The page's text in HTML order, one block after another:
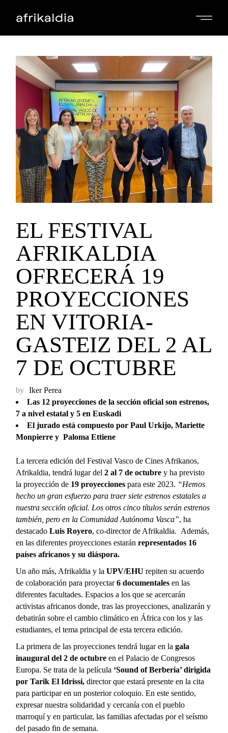
EL FESTIVAL
AFRIKALDIA
OFRECERÁ 19
PROYECCIONES
EN VITORIA-
GASTEIZ DEL 2 AL
7 DE OCTUBRE
by
Iker Perea
Las 12 proyecciones de la sección oficial son estrenos,
7 a nivel estatal y 5 en Euskadi
El jurado está compuesto por Paul Urkijo, Mariette
Monpierre y Paloma Ettiene
La tercera edición del Festival Vasco de Cines Afrikanos,
Afrikaldia, tendrá lugar del2 al 7 de octubre y ha previsto
la proyección de 19 proyeccionespara este 2023. “Hemos
hecho un gran esfuerzo para traer siete estrenos estatales a
nuestra sección oficial. Los otros cinco títulos serán estrenos
también, pero en la Comunidad Autónoma Vasca”, ha
destacadoLuis Royero, co-director de Afrikaldia. Además,
en las diferentes proyecciones estaránrepresentados 16
países africanos y su diáspora.
Un año más, Afrikaldia y laUPV/EHU repiten su acuerdo
de colaboración para proyectar6 documentales en las
diferentes facultades. Espacios a los que se acercarán
activistas africanos donde, tras las proyecciones, analizarán y
debatirán sobre el cambio climático en África con los y las
estudiantes, el tema principal de esta tercera edición.
La primera de las proyecciones tendrá lugar en lagala
inaugural del 2 de octubreen el Palacio de Congresos
Europa. Se trata de la película ‘Sound of Berberia’ dirigida
por Tarik El Idrissi, director que estará presente en la cita
para participar en un posterior coloquio. En este sentido,
expresar nuestra solidaridad y cercanía con el pueblo
marroquí y en particular, las familias afectadas por el seísmo
del pasado fin de semana.